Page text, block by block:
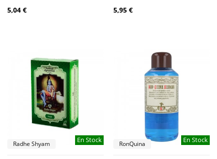
5,04 €
5,95 €
En Stock
Radhe Shyam En Stock
RonQuina